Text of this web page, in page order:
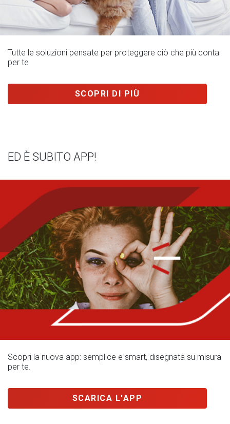
Tutte le soluzioni pensate per proteggere ciò che più conta
per te
SCOPRI DI PIÙ
ED È SUBITO APP!
Scopri la nuova app: semplice e smart, disegnata su misura
per te.
SCARICA L'APP